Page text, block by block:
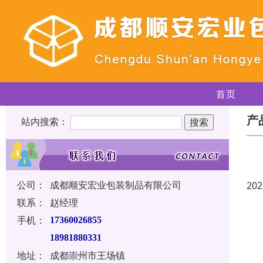
首页
站内搜索：
公司：
成都顺安宏业包装制品有限公司
联系：
赵经理
手机：
17360026855
18981880331
地址：
成都崇州市王场镇
产